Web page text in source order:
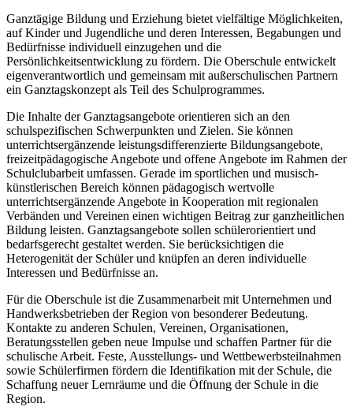
Ganztägige Bildung und Erziehung bietet vielfältige Möglichkeiten,
auf Kinder und Jugendliche und deren Interessen, Begabungen und
Bedürfnisse individuell einzugehen und die
Persönlichkeitsentwicklung zu fördern. Die Oberschule entwickelt
eigenverantwortlich und gemeinsam mit außerschulischen Partnern
ein Ganztagskonzept als Teil des Schulprogrammes.
Die Inhalte der Ganztagsangebote orientieren sich an den
schulspezifischen Schwerpunkten und Zielen. Sie können
unterrichtsergänzende leistungsdifferenzierte Bildungsangebote,
freizeitpädagogische Angebote und offene Angebote im Rahmen der
Schulclubarbeit umfassen. Gerade im sportlichen und musisch-
künstlerischen Bereich können pädagogisch wertvolle
unterrichtsergänzende Angebote in Kooperation mit regionalen
Verbänden und Vereinen einen wichtigen Beitrag zur ganzheitlichen
Bildung leisten. Ganztagsangebote sollen schülerorientiert und
bedarfsgerecht gestaltet werden. Sie berücksichtigen die
Heterogenität der Schüler und knüpfen an deren individuelle
Interessen und Bedürfnisse an.
Für die Oberschule ist die Zusammenarbeit mit Unternehmen und
Handwerksbetrieben der Region von besonderer Bedeutung.
Kontakte zu anderen Schulen, Vereinen, Organisationen,
Beratungsstellen geben neue Impulse und schaffen Partner für die
schulische Arbeit. Feste, Ausstellungs- und Wettbewerbsteilnahmen
sowie Schülerfirmen fördern die Identifikation mit der Schule, die
Schaffung neuer Lernräume und die Öffnung der Schule in die
Region.